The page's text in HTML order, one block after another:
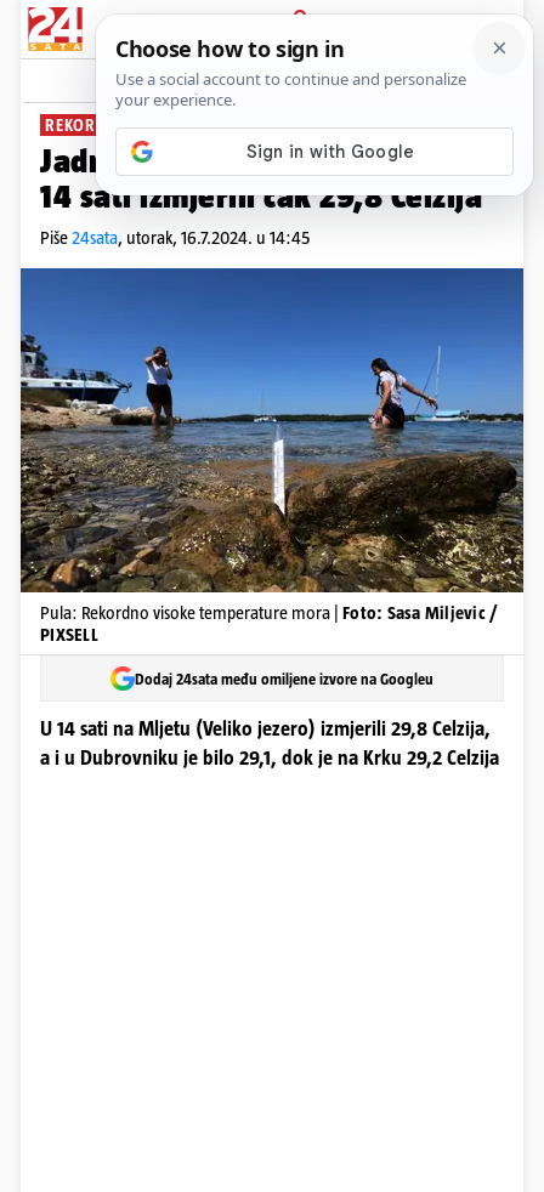
PRIJAVA
News Komentari
REKORDNE TEMPERATURE MORA
Jadran 'zakuhao': Na Mljetu u
14 sati izmjerili čak 29,8 Celzija
Piše24sata, utorak, 16.7.2024. u 14:45
Pula: Rekordno visoke temperature mora | Foto: Sasa Miljevic /
PIXSELL
Dodaj 24sata među omiljene izvore na Googleu
U 14 sati na Mljetu (Veliko jezero) izmjerili 29,8 Celzija,
a i u Dubrovniku je bilo 29,1, dok je na Krku 29,2 Celzija